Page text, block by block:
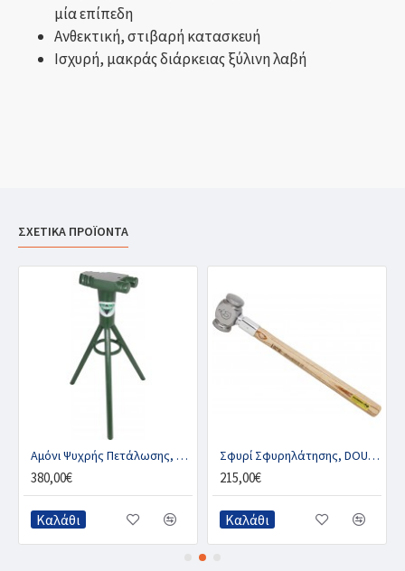
μία επίπεδη
Ανθεκτική, στιβαρή κατασκευή
Ισχυρή, μακράς διάρκειας ξύλινη λαβή
ΣΧΕΤΙΚΑ ΠΡΟΪΟΝΤΑ
Αμόνι Ψυχρής Πετάλωσης, DIAMOND
380,00€
Καλάθι
Σφυρί Σφυρηλάτησης, DOUBLE - S
215,00€
Καλάθι